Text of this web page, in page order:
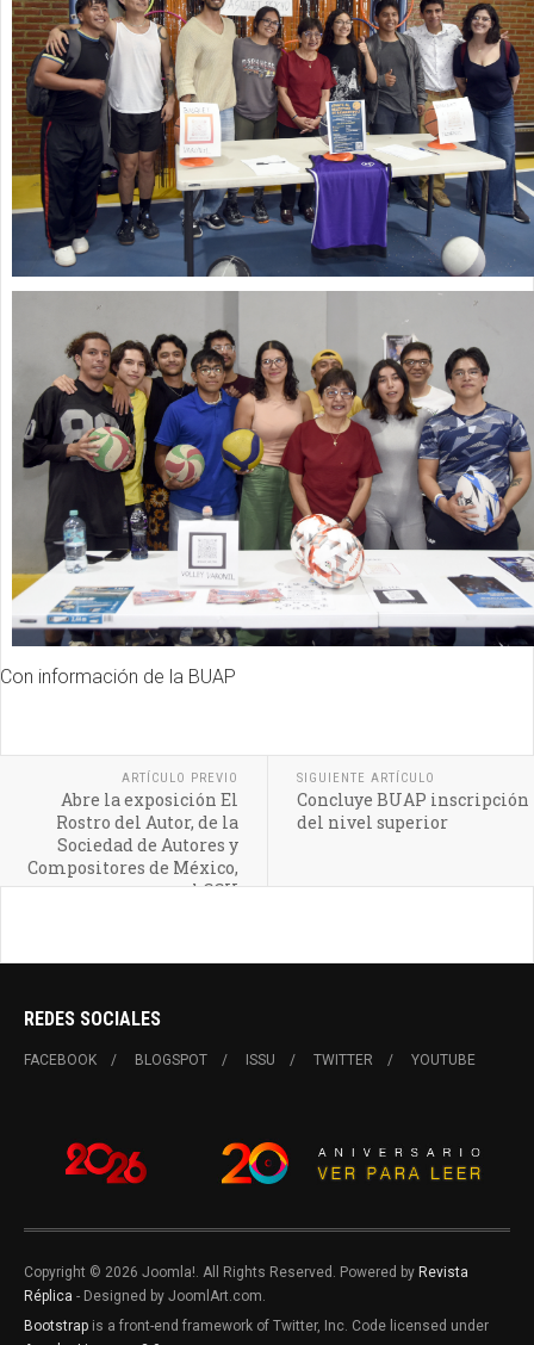
Con información de la BUAP
ARTÍCULO PREVIO
Abre la exposición El
Rostro del Autor, de la
Sociedad de Autores y
Compositores de México,
en el CCU
SIGUIENTE ARTÍCULO
Concluye BUAP inscripción
del nivel superior
REDES SOCIALES
FACEBOOK BLOGSPOT ISSU TWITTER YOUTUBE
Copyright © 2026 Joomla!. All Rights Reserved. Powered by Revista
Réplica - Designed by JoomlArt.com.
Bootstrap is a front-end framework of Twitter, Inc. Code licensed under